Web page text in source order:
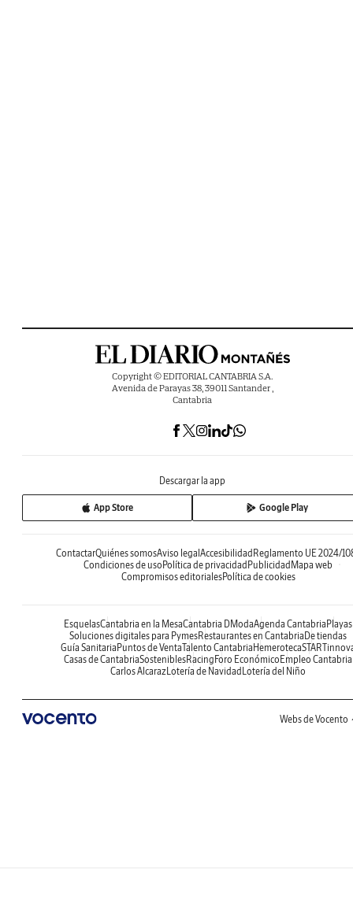
Copyright © EDITORIAL CANTABRIA S.A.
Avenida de Parayas 38, 39011 Santander ,
Cantabria
Descargar la app
App Store Google Play
ContactarQuiénes somosAviso legalAccesibilidadReglamento UE 2024/
Condiciones de usoPolítica de privacidadPublicidadMapa web
Compromisos editorialesPolítica de cookies
EsquelasCantabria en la MesaCantabria DModaAgenda CantabriaPlayas
Soluciones digitales para PymesRestaurantes en CantabriaDe tiendas
Guía SanitariaPuntos de VentaTalento CantabriaHemeroteca
Casas de CantabriaSosteniblesRacingForo EconómicoEmpleo Cantabria
Carlos AlcarazLotería de NavidadLotería del Niño
Webs de Vocento